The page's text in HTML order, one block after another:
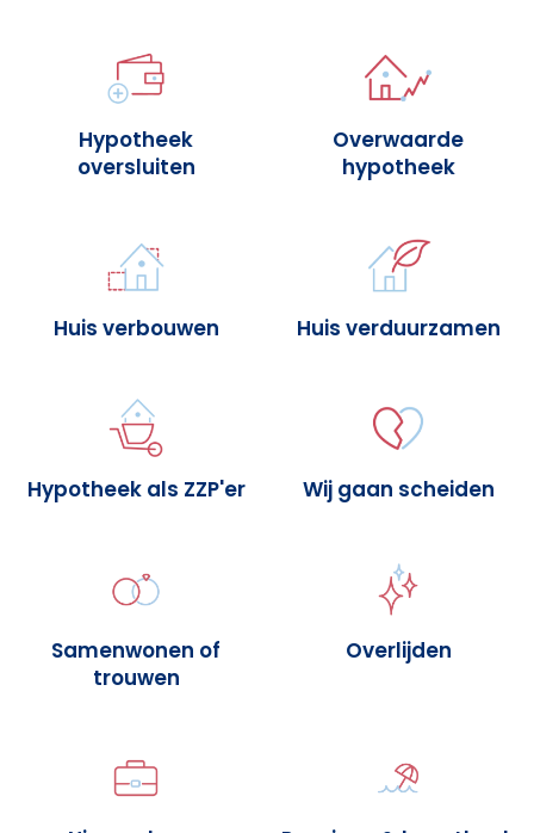
Hypotheek
oversluiten
Overwaarde
hypotheek
Huis verbouwen Huis verduurzamen
Hypotheek als ZZP'er Wij gaan scheiden
Samenwonen of
trouwen
Overlijden